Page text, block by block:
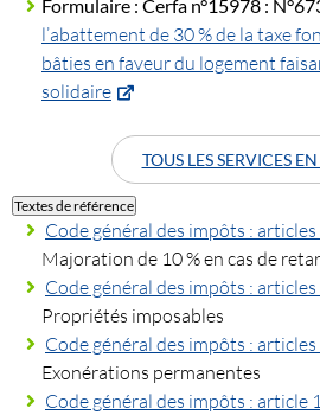
Formulaire : Cerfa n°15978 :
l’abattement de 30 % de la taxe
bâties en faveur du logement
solidaire
TOUS LES SERVICES
Textes de référence
Code général des impôts :
Majoration de 10 % en cas de
Code général des impôts :
Propriétés imposables
Code général des impôts :
Exonérations permanentes
Code général des impôts : article